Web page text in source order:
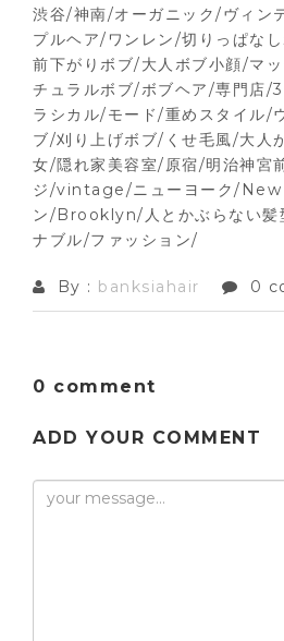
渋谷/神南/オーガニック/ヴィン
プルヘア/ワンレン/切りっぱな
前下がりボブ/大人ボブ小顔/マ
チュラルボブ/ボブヘア/専門店
ラシカル/モード/重めスタイル/
ブ/刈り上げボブ/くせ毛風/大人
女/隠れ家美容室/原宿/明治神宮
ジ/vintage/ニューヨーク/New
ン/Brooklyn/人とかぶらない髪
ナブル/ファッション/
By : banksiahair 0
0 comment
ADD YOUR COMMENT